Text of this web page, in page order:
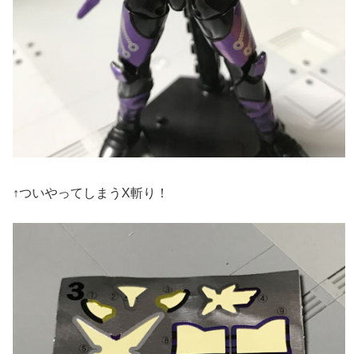
↑ついやってしまうX斬り！